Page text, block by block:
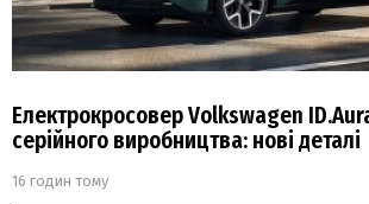
Електрокросовер Volkswagen
серійного виробництва: нові деталі
16 годин тому